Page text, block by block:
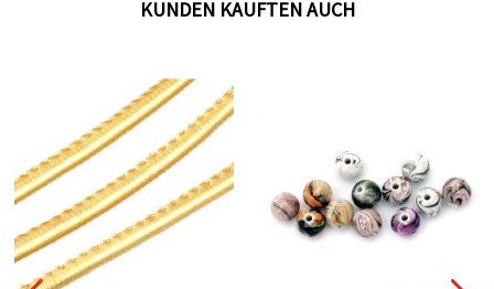
KUNDEN KAUFTEN AUCH